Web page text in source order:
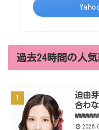
過去24時間の人気
迫由
合わ